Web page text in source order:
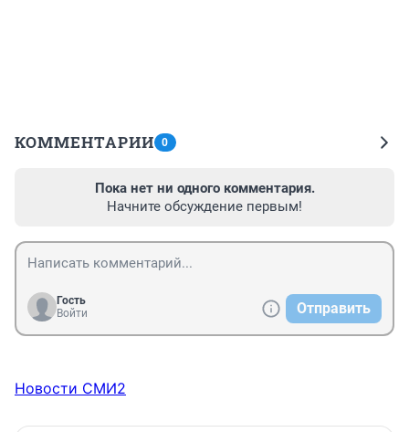
КОММЕНТАРИИ 0
Пока нет ни одного комментария.
Начните обсуждение первым!
Гость
Войти
Отправить
Новости СМИ2